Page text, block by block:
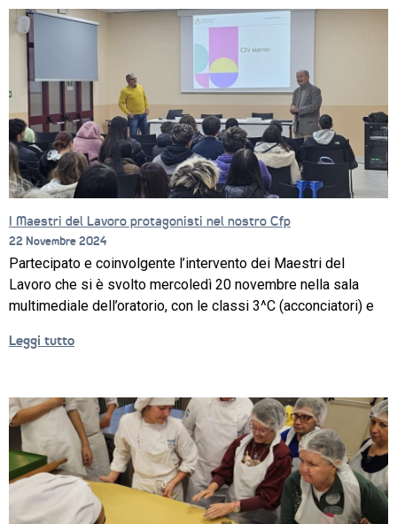
I Maestri del Lavoro protagonisti nel nostro Cfp
22 Novembre 2024
Partecipato e coinvolgente l’intervento dei Maestri del
Lavoro che si è svolto mercoledì 20 novembre nella sala
multimediale dell’oratorio, con le classi 3^C (acconciatori) e
Leggi tutto